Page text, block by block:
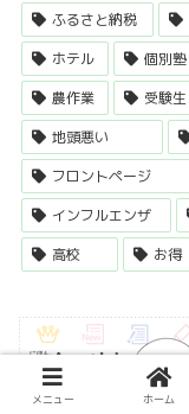
ふるさと納税
ホテル
個別塾
農作業
受験生
地頭悪い
フロントページ
インフルエンザ
高校
お得
メニュー ホーム